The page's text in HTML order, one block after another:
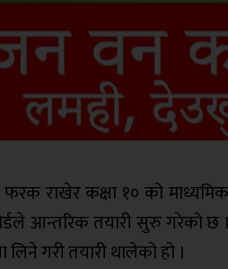
राखेर कक्षा १० को माध्यमिक
बोर्डले आन्तरिक तयारी सुरु
लिने गरी तयारी थालेको हो ।